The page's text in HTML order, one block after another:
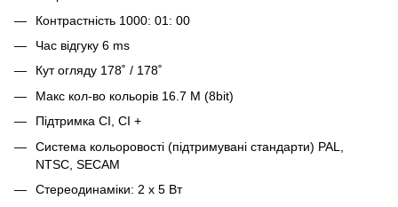
Контрастність 1000: 01: 00
Час відгуку 6 ms
Кут огляду 178˚ / 178˚
Макс кол-во кольорів 16.7 M (8bit)
Підтримка CI, CI +
Система кольоровості (підтримувані стандарти) PAL,
NTSC, SECAM
Стереодинаміки: 2 x 5 Вт